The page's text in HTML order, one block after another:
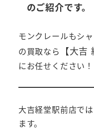
のご紹介です。
モンクレールもシ
の買取なら
【大吉
にお任せください！
大吉経堂駅前店で
ます。